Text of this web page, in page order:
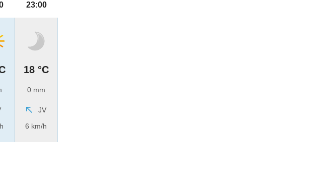
23:00
18 °C
0 mm
JV
6 km/h